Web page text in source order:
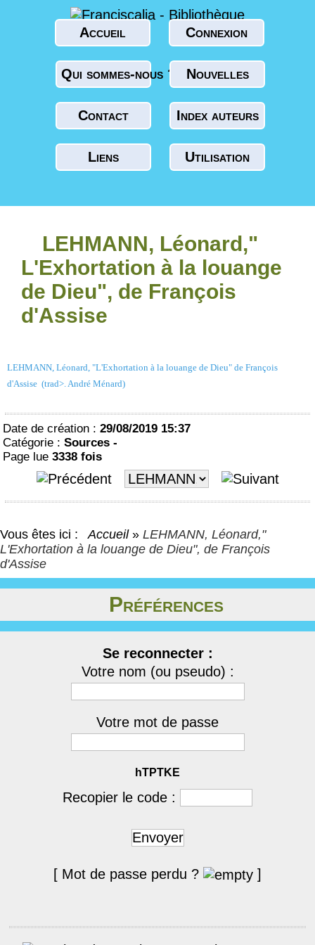
Accueil Connexion
Qui sommes-nous ? Nouvelles
Contact Index auteurs
Liens Utilisation
LEHMANN, Léonard,"
L'Exhortation à la louange
de Dieu", de François
d'Assise
LEHMANN, Léonard, "L'Exhortation à la louange de Dieu" de François
d'Assise (trad>. André Ménard)
Date de création : 29/08/2019 15:37
Catégorie : Sources -
Page lue 3338 fois
Vous êtes ici : Accueil » LEHMANN, Léonard,"
L'Exhortation à la louange de Dieu", de François
d'Assise
Préférences
Se reconnecter :
Votre nom (ou pseudo) :
Votre mot de passe
hTPTKE
Recopier le code :
Envoyer
[ Mot de passe perdu ? ]